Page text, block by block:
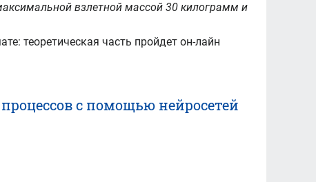
взлетной массой 30 килограмм и
теоретическая часть пройдет он-лайн
с помощью нейросетей